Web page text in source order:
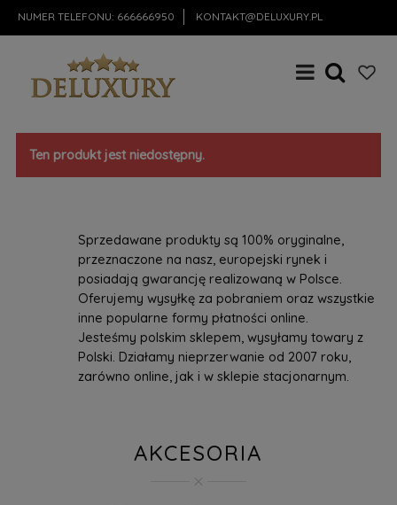
NUMER TELEFONU: 666666950 KONTAKT@DELUXURY.PL
Ten produkt jest niedostępny.
Sprzedawane produkty są 100% oryginalne,
przeznaczone na nasz, europejski rynek i
posiadają gwarancję realizowaną w Polsce.
Oferujemy wysyłkę za pobraniem oraz wszystkie
inne popularne formy płatności online.
Jesteśmy polskim sklepem, wysyłamy towary z
Polski. Działamy nieprzerwanie od 2007 roku,
zarówno online, jak i w sklepie stacjonarnym.
AKCESORIA